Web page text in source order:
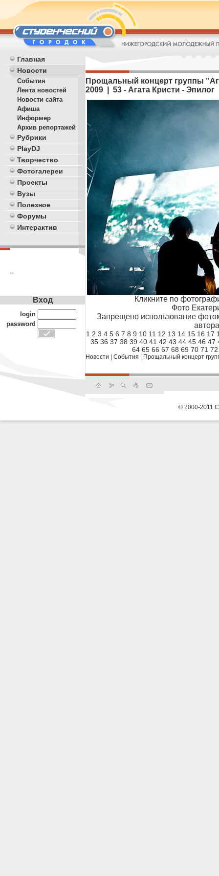
Главная
Новости
События
Лента новостей
Новости сайта
Афиша
Информер
Архив репортажей
Рубрики
PlayDJ
Творчество
Фотогалереи
Проекты
Вузы
Полезное
Форумы
Интерактив
**
Прощальный концерт группы
2009 | 53 - Агата Кристи - Эпилог
Кликните по
Фото
Запрещено использование
1 2 3 4 5 6 7 8 9 10 11 12 13 14 15 16 17
35 36 37 38 39 40 41 42 43 44 45 46 47
64 65 66 67 68 69 70 71 72
Новости События Прощальный концерт
Вход
login
password
© 2000-2011